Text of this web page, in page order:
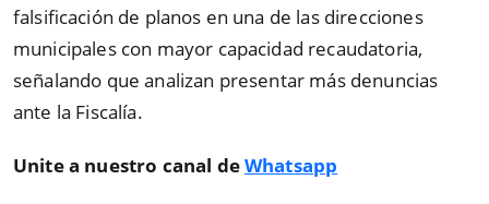
falsificación de planos en una de las direcciones
municipales con mayor capacidad recaudatoria,
señalando que analizan presentar más denuncias
ante la Fiscalía.
Unite a nuestro canal deWhatsapp